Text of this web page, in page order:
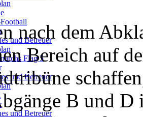
und Betreuer
Flag 5
und Betreuer
und Betreuer
nach dem
Bereich auf
B und D